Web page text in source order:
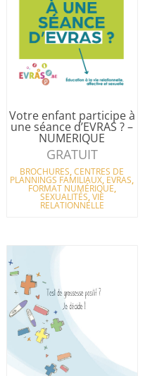
Votre enfant participe à
une séance d’EVRAS ? –
NUMERIQUE
GRATUIT
BROCHURES,CENTRES DE
PLANNINGS FAMILIAUX, EVRAS,
FORMAT NUMÉRIQUE,
SEXUALITÉS,VIE
RELATIONNELLE